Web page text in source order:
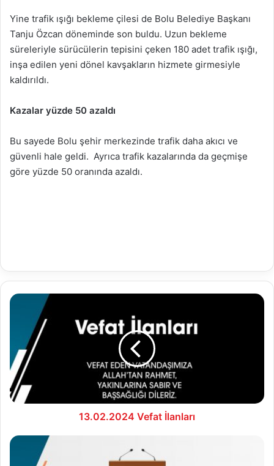
Yine trafik ışığı bekleme çilesi de Bolu Belediye Başkanı
Tanju Özcan döneminde son buldu. Uzun bekleme
süreleriyle sürücülerin tepisini çeken 180 adet trafik ışığı,
inşa edilen yeni dönel kavşakların hizmete girmesiyle
kaldırıldı.
Kazalar yüzde 50 azaldı
Bu sayede Bolu şehir merkezinde trafik daha akıcı ve
güvenli hale geldi. Ayrıca trafik kazalarında da geçmişe
göre yüzde 50 oranında azaldı.
13.02.2024
13.02.2024 Vefat İlanları
2024